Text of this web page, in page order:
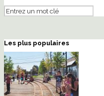
Les plus populaires